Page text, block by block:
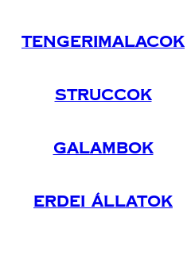
Tengerimalacok
Struccok
Galambok
Erdei Állatok